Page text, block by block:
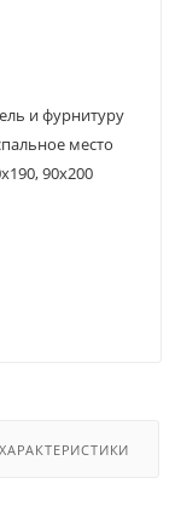
и фурнитуру
место
90х200
ХАРАКТЕРИСТИКИ